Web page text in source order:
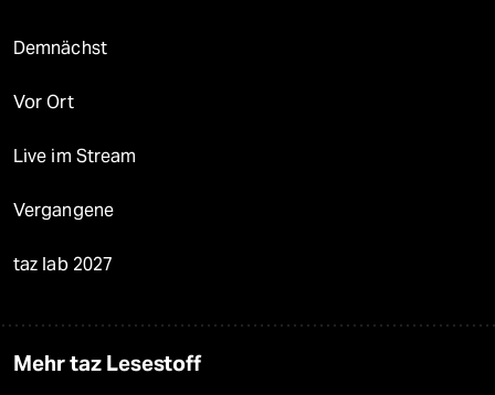
Demnächst
Vor Ort
Live im Stream
Vergangene
taz lab 2027
Mehr taz Lesestoff